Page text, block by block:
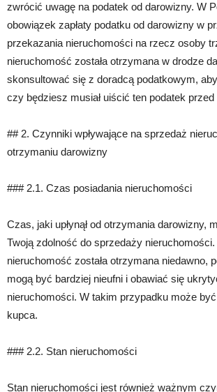
zwrócić uwagę na podatek od darowizny. W
obowiązek zapłaty podatku od darowizny w
przekazania nieruchomości na rzecz osoby
nieruchomość została otrzymana w drodze
skonsultować się z doradcą podatkowym,
czy będziesz musiał uiścić ten podatek
## 2. Czynniki wpływające na sprzedaż
otrzymaniu darowizny
### 2.1. Czas posiadania nieruchomości
Czas, jaki upłynął od otrzymania darowizny,
Twoją zdolność do sprzedaży
nieruchomość została otrzymana niedawno,
mogą być bardziej nieufni i obawiać się
nieruchomości. W takim przypadku może
kupca.
### 2.2. Stan nieruchomości
Stan nieruchomości jest również ważnym